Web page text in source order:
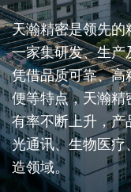
天瀚精密是领先的
一家集研发、生产
凭借品质可靠、高
便等特点，天瀚精
有率不断上升，产
光通讯、生物医疗
造领域。